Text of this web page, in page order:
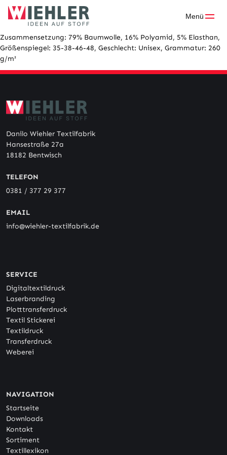
Skip
Menü
Zusammensetzung: 79% Baumwolle, 16% Polyamid, 5% Elasthan,
Größenspiegel: 35-38-46-48, Geschlecht: Unisex, Grammatur: 260
g/m²
Danilo Wiehler Textilfabrik
Hansestraße 27a
18182 Bentwisch
TELEFON
0381 / 377 29 377
EMAIL
info@wiehler-textilfabrik.de
SERVICE
Digitaltextildruck
Laserbranding
Plotttransferdruck
Textil Stickerei
Textildruck
Transferdruck
Weberei
NAVIGATION
Startseite
Downloads
Kontakt
Sortiment
Textillexikon